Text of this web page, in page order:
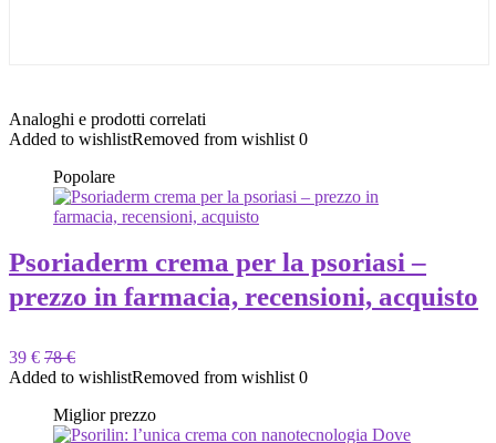
Analoghi e prodotti correlati
Added to wishlistRemoved from wishlist 0
Popolare
Psoriaderm crema per la psoriasi –
prezzo in farmacia, recensioni, acquisto
39 € 78 €
Added to wishlistRemoved from wishlist 0
Miglior prezzo